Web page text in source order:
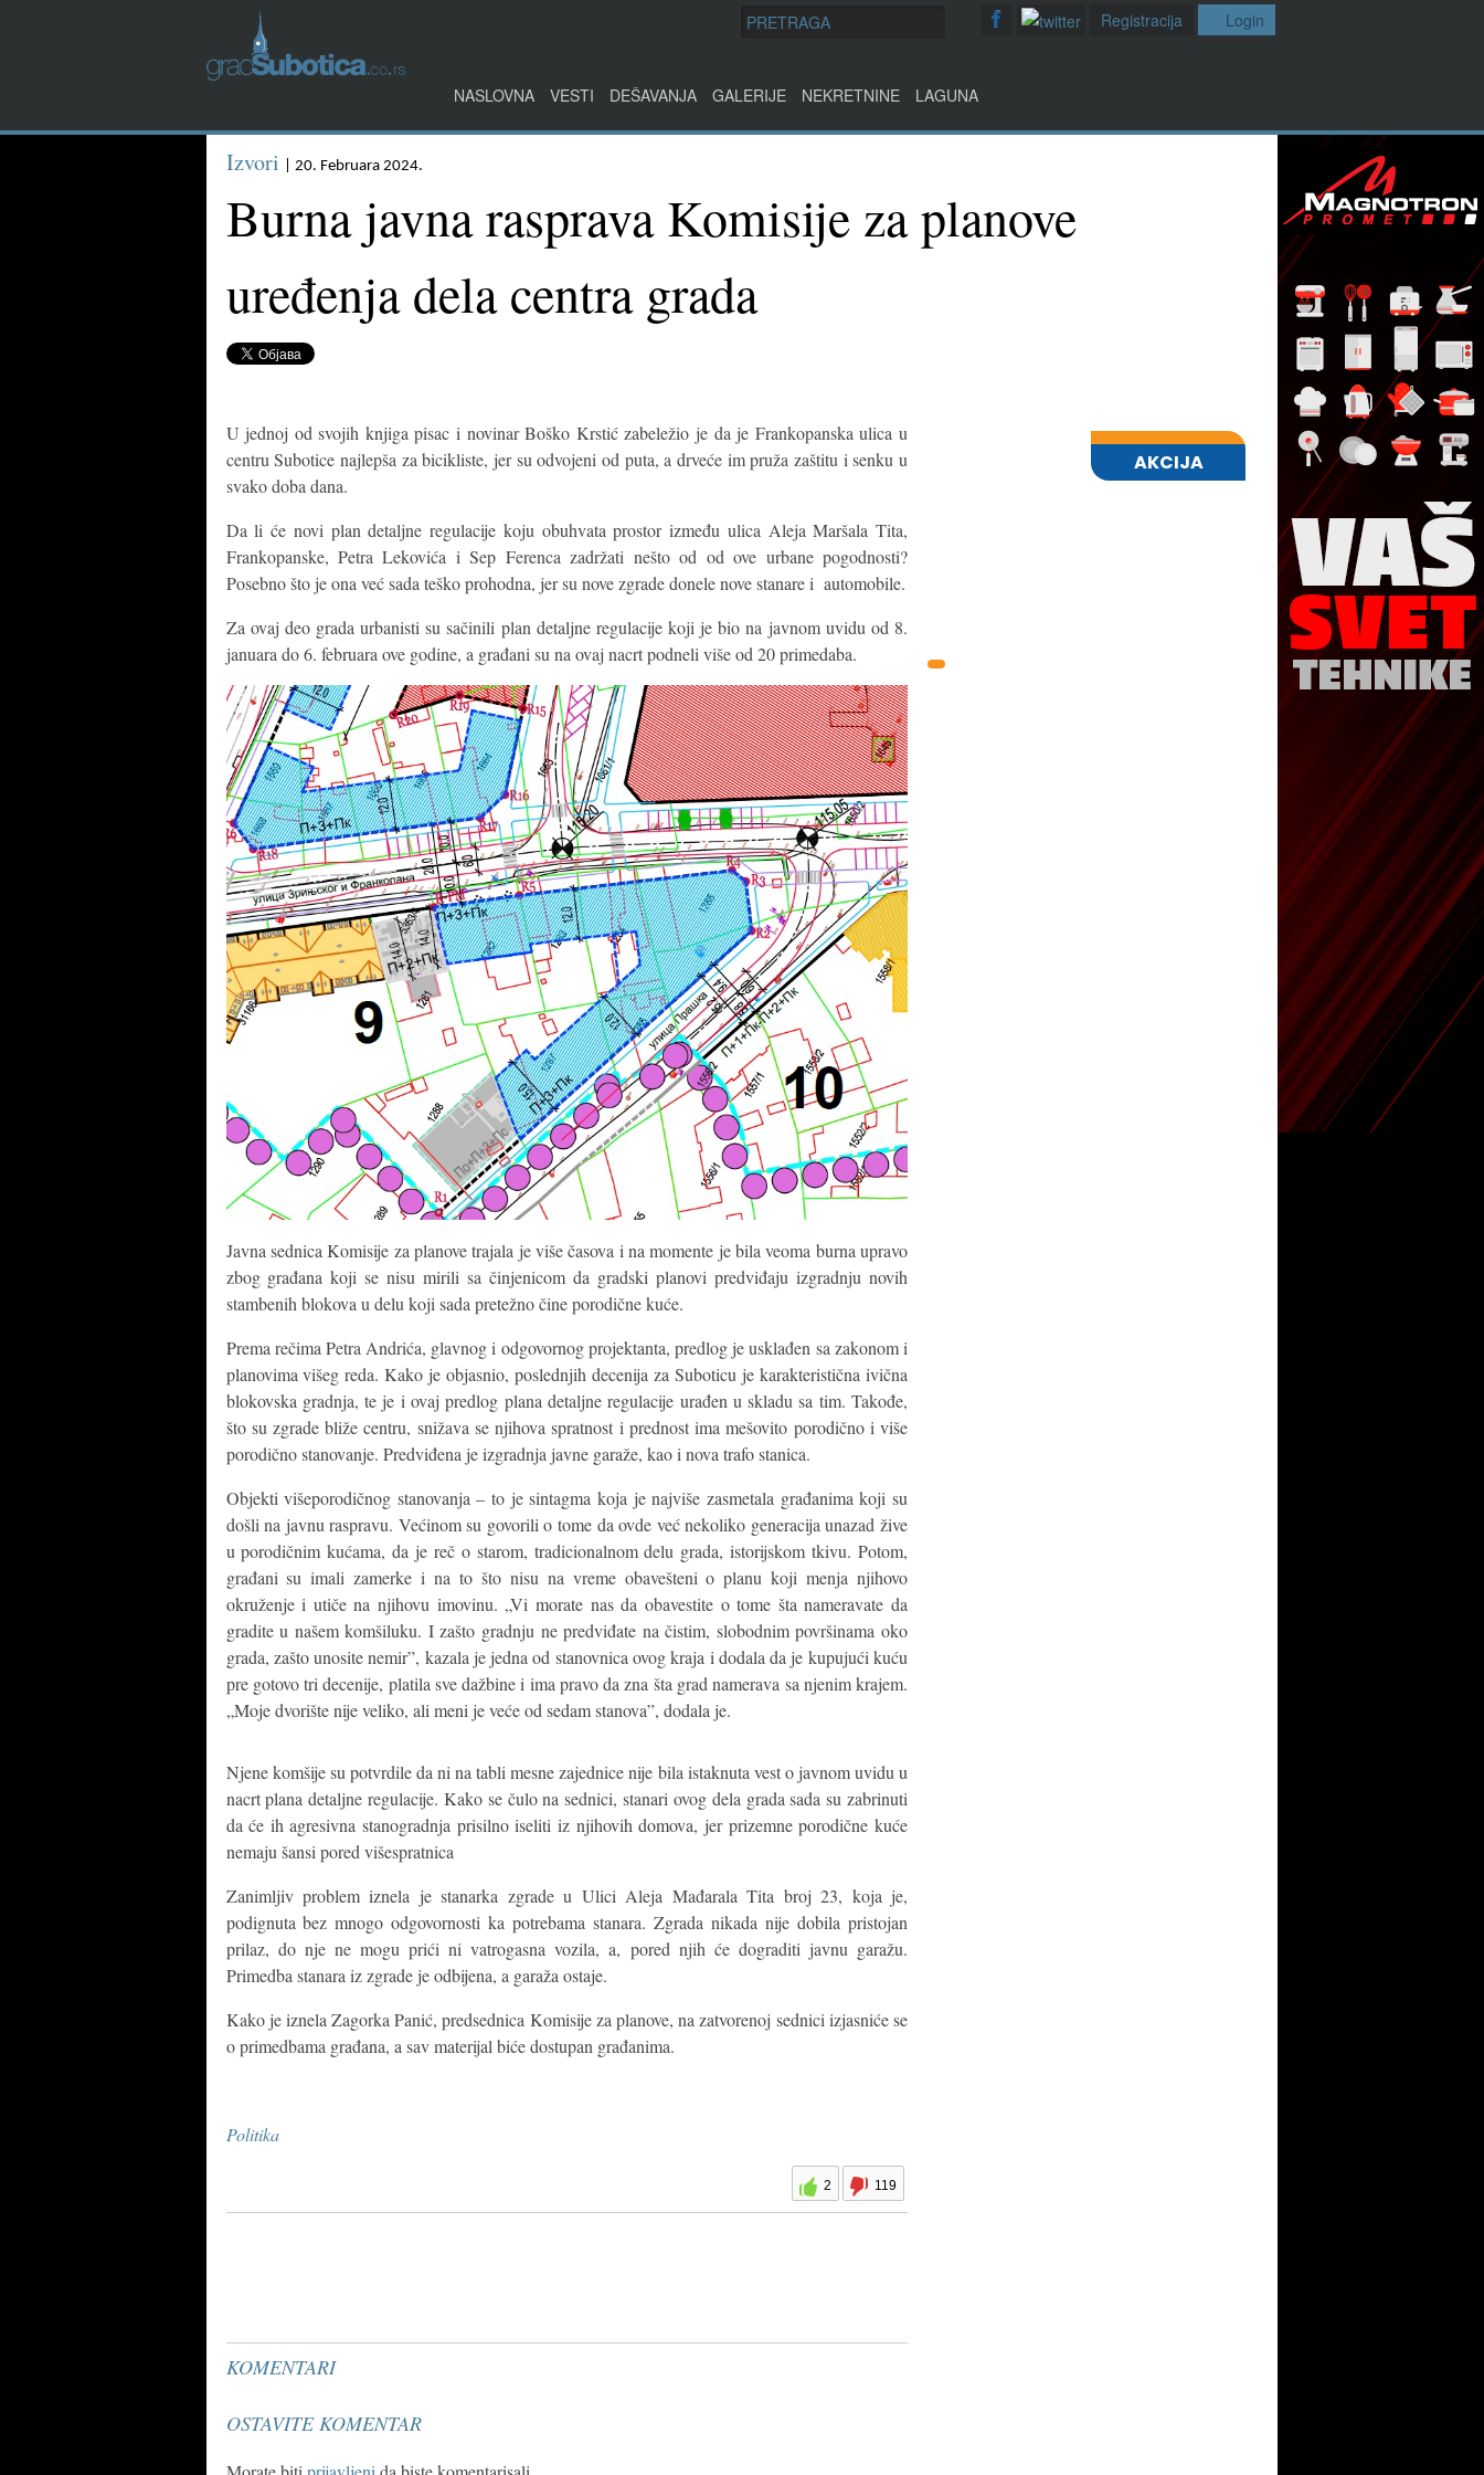
Login
Registracija
NASLOVNA VESTI DEŠAVANJA GALERIJE NEKRETNINE LAGUNA
Izvori | 20. Februara 2024.
Burna javna rasprava Komisije za planove
uređenja dela centra grada
U jednoj od svojih knjiga pisac i novinar Boško Krstić zabeležio je da je Frankopanska ulica u
centru Subotice najlepša za bicikliste, jer su odvojeni od puta, a drveće im pruža zaštitu i senku u
svako doba dana.
Da li će novi plan detaljne regulacije koju obuhvata prostor između ulica Aleja Maršala Tita,
Frankopanske, Petra Lekovića i Sep Ferenca zadržati nešto od od ove urbane pogodnosti?
Posebno što je ona već sada teško prohodna, jer su nove zgrade donele nove stanare i automobile.
Za ovaj deo grada urbanisti su sačinili plan detaljne regulacije koji je bio na javnom uvidu od 8.
januara do 6. februara ove godine, a građani su na ovaj nacrt podneli više od 20 primedaba.
Javna sednica Komisije za planove trajala je više časova i na momente je bila veoma burna upravo
zbog građana koji se nisu mirili sa činjenicom da gradski planovi predviđaju izgradnju novih
stambenih blokova u delu koji sada pretežno čine porodične kuće.
Prema rečima Petra Andrića, glavnog i odgovornog projektanta, predlog je usklađen sa zakonom i
planovima višeg reda. Kako je objasnio, poslednjih decenija za Suboticu je karakteristična ivična
blokovska gradnja, te je i ovaj predlog plana detaljne regulacije urađen u skladu sa tim. Takođe,
što su zgrade bliže centru, snižava se njihova spratnost i prednost ima mešovito porodično i više
porodično stanovanje. Predviđena je izgradnja javne garaže, kao i nova trafo stanica.
Objekti višeporodičnog stanovanja – to je sintagma koja je najviše zasmetala građanima koji su
došli na javnu raspravu. Većinom su govorili o tome da ovde već nekoliko generacija unazad žive
u porodičnim kućama, da je reč o starom, tradicionalnom delu grada, istorijskom tkivu. Potom,
građani su imali zamerke i na to što nisu na vreme obavešteni o planu koji menja njihovo
okruženje i utiče na njihovu imovinu. „Vi morate nas da obavestite o tome šta nameravate da
gradite u našem komšiluku. I zašto gradnju ne predviđate na čistim, slobodnim površinama oko
grada, zašto unosite nemir”, kazala je jedna od stanovnica ovog kraja i dodala da je kupujući kuću
pre gotovo tri decenije, platila sve dažbine i ima pravo da zna šta grad namerava sa njenim krajem.
„Moje dvorište nije veliko, ali meni je veće od sedam stanova”, dodala je.
Njene komšije su potvrdile da ni na tabli mesne zajednice nije bila istaknuta vest o javnom uvidu u
nacrt plana detaljne regulacije. Kako se čulo na sednici, stanari ovog dela grada sada su zabrinuti
da će ih agresivna stanogradnja prisilno iseliti iz njihovih domova, jer prizemne porodične kuće
nemaju šansi pored višespratnica
Zanimljiv problem iznela je stanarka zgrade u Ulici Aleja Mađarala Tita broj 23, koja je,
podignuta bez mnogo odgovornosti ka potrebama stanara. Zgrada nikada nije dobila pristojan
prilaz, do nje ne mogu prići ni vatrogasna vozila, a, pored njih će dograditi javnu garažu.
Primedba stanara iz zgrade je odbijena, a garaža ostaje.
Kako je iznela Zagorka Panić, predsednica Komisije za planove, na zatvorenoj sednici izjasniće se
o primedbama građana, a sav materijal biće dostupan građanima.
Politika
2 119
KOMENTARI
OSTAVITE KOMENTAR